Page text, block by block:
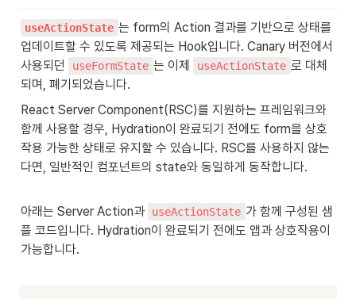
useActionState 는 form의 Action 결과를 기반으로 상태를
업데이트할 수 있도록 제공되는 Hook입니다. Canary 버전에서
사용되던
useFormState 는 이제 useActionState 로 대체
되며, 폐기되었습니다.
React Server Component(RSC)를 지원하는 프레임워크와
함께 사용할 경우, Hydration이 완료되기 전에도 form을 상호
작용 가능한 상태로 유지할 수 있습니다. RSC를 사용하지 않는
다면, 일반적인 컴포넌트의 state와 동일하게 동작합니다.
아래는 Server Action과 useActionState 가 함께 구성된 샘
플 코드입니다. Hydration이 완료되기 전에도 앱과 상호작용이
가능합니다.